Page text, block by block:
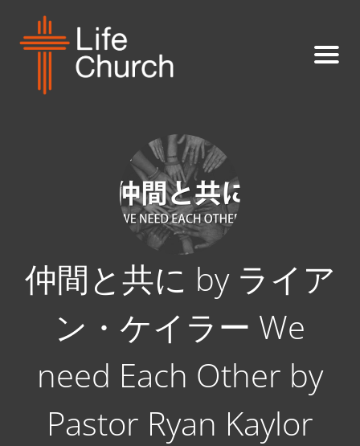
仲間と共に by ライア
ン・ケイラー We
need Each Other by
Pastor Ryan Kaylor